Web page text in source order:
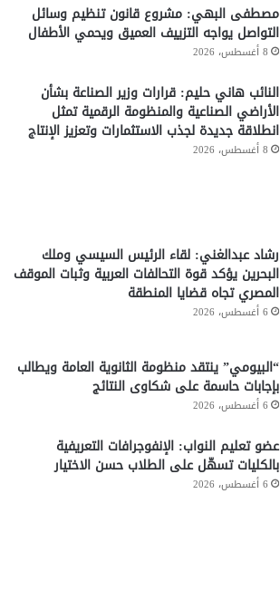
مصطفى البهي: مشروع قانون تنظيم وسائل
التواصل يواجه التزييف العميق ويحمي الأطفال
8 أغسطس، 2026
النائب هاني حليم: قرارات وزير الصناعة بشأن
الأراضي الصناعية والمنظومة الرقمية تمثل
انطلاقة جديدة لجذب الاستثمارات وتعزيز الإنتاج
8 أغسطس، 2026
رشاد عبدالغني: لقاء الرئيس السيسي وملك
البحرين يؤكد قوة التحالفات العربية وثبات الموقف
المصري تجاه قضايا المنطقة
6 أغسطس، 2026
“البيومي” ينتقد منظومة الثانوية العامة ويطالب
بإجابات حاسمة على شكاوى النتائج
6 أغسطس، 2026
عضو تعليم النواب: الإنفوجرافات التعريفية
بالكليات تسهّل على الطلاب حسن الاختيار
6 أغسطس، 2026